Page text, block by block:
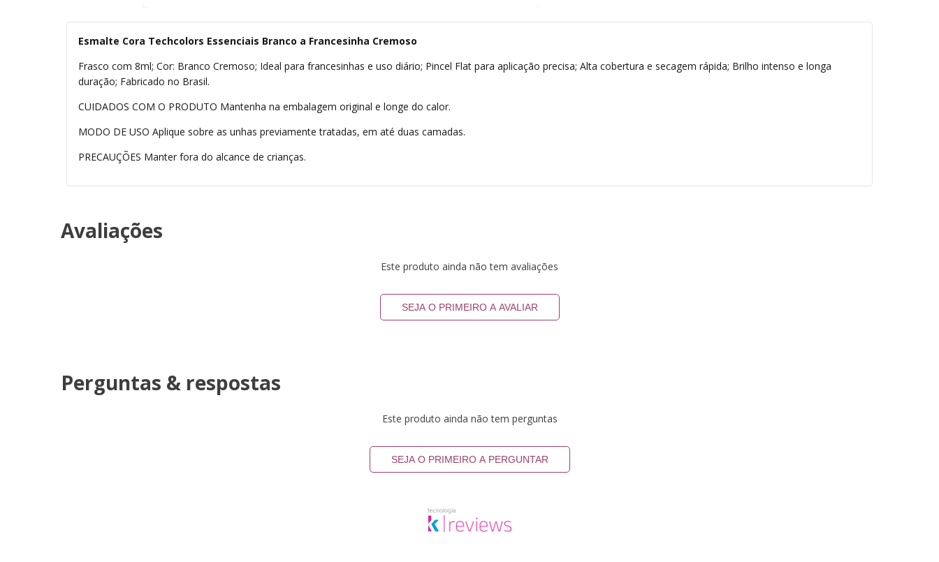
Esmalte Cora Techcolors Essenciais Branco a Francesinha Cremoso
Frasco com 8ml; Cor: Branco Cremoso; Ideal para francesinhas e uso diário; Pincel Flat para aplicação precisa; Alta cobertura e secagem rápida; Brilho intenso e longa
duração; Fabricado no Brasil.
CUIDADOS COM O PRODUTO Mantenha na embalagem original e longe do calor.
MODO DE USO Aplique sobre as unhas previamente tratadas, em até duas camadas.
PRECAUÇÕES Manter fora do alcance de crianças.
Avaliações
Este produto ainda não tem avaliações
SEJA O PRIMEIRO A AVALIAR
Perguntas & respostas
Este produto ainda não tem perguntas
SEJA O PRIMEIRO A PERGUNTAR